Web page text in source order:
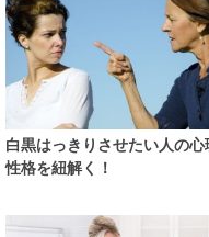
白黒はっきりさせたい人の心
性格を紐解く！